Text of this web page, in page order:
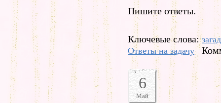
Пишите ответы.
Ключевые слова:
Ответы на задачу
6
Май